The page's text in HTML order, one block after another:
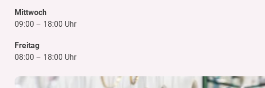
Mittwoch
09:00 – 18:00 Uhr
Freitag
08:00 – 18:00 Uhr